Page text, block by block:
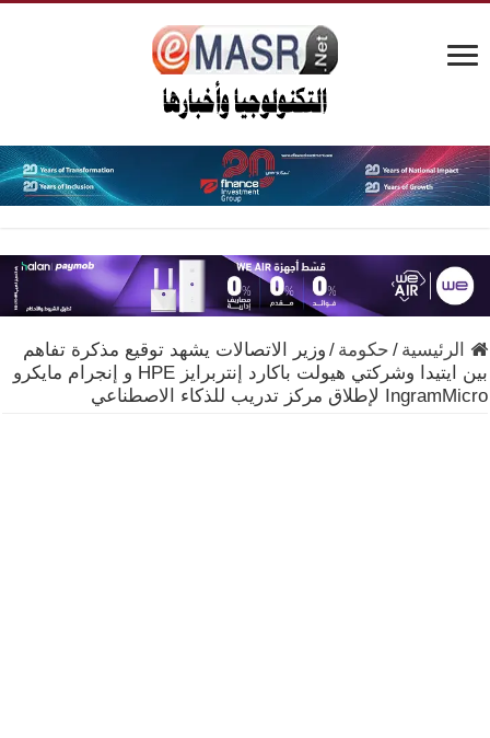
الرئيسية / حكومة / وزير الاتصالات يشهد توقيع مذكرة تفاهم
بين ايتيدا وشركتي هيولت باكارد إنتربرايز HPE و إنجرام مايكرو
IngramMicro لإطلاق مركز تدريب للذكاء الاصطناعي